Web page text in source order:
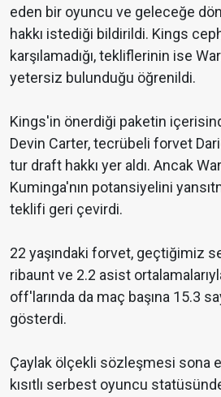
eden bir oyuncu ve geleceğe
hakkı istediği bildirildi. Kings
karşılamadığı, tekliflerinin ise
yetersiz bulunduğu öğrenildi.
Kings'in önerdiği paketin
Devin Carter, tecrübeli forvet
tur draft hakkı yer aldı. Ancak
Kuminga'nın potansiyelini
teklifi geri çevirdi.
22 yaşındaki forvet, geçtiğimiz
ribaunt ve 2.2 asist
off'larında da maç başına 15.3
gösterdi.
Çaylak ölçekli sözleşmesi sona
kısıtlı serbest oyuncu